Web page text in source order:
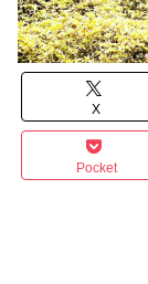
X
Pocket